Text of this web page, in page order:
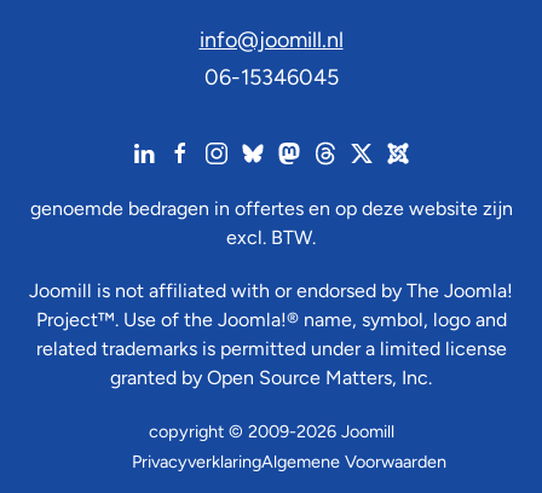
info@joomill.nl
06-15346045
genoemde bedragen in offertes en op deze website zijn
excl. BTW.
Joomill is not affiliated with or endorsed by The Joomla!
Project™. Use of the Joomla!® name, symbol, logo and
related trademarks is permitted under a limited license
granted by Open Source Matters, Inc.
copyright © 2009-2026 Joomill
PrivacyverklaringAlgemene Voorwaarden